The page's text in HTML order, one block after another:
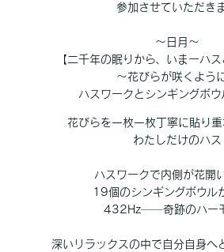
参加させていただき
～日月～
【二千年の眠りから、いまーハス
～花びらが咲くよう
ハスワークとシンギングボウ
花びらを一枚一枚丁寧に貼り重
わたしだけのハス
ハスワークで内側が花開
19個のシンギングボウル
432Hz──奇跡のハー
深いリラックスの中で自分自身へ